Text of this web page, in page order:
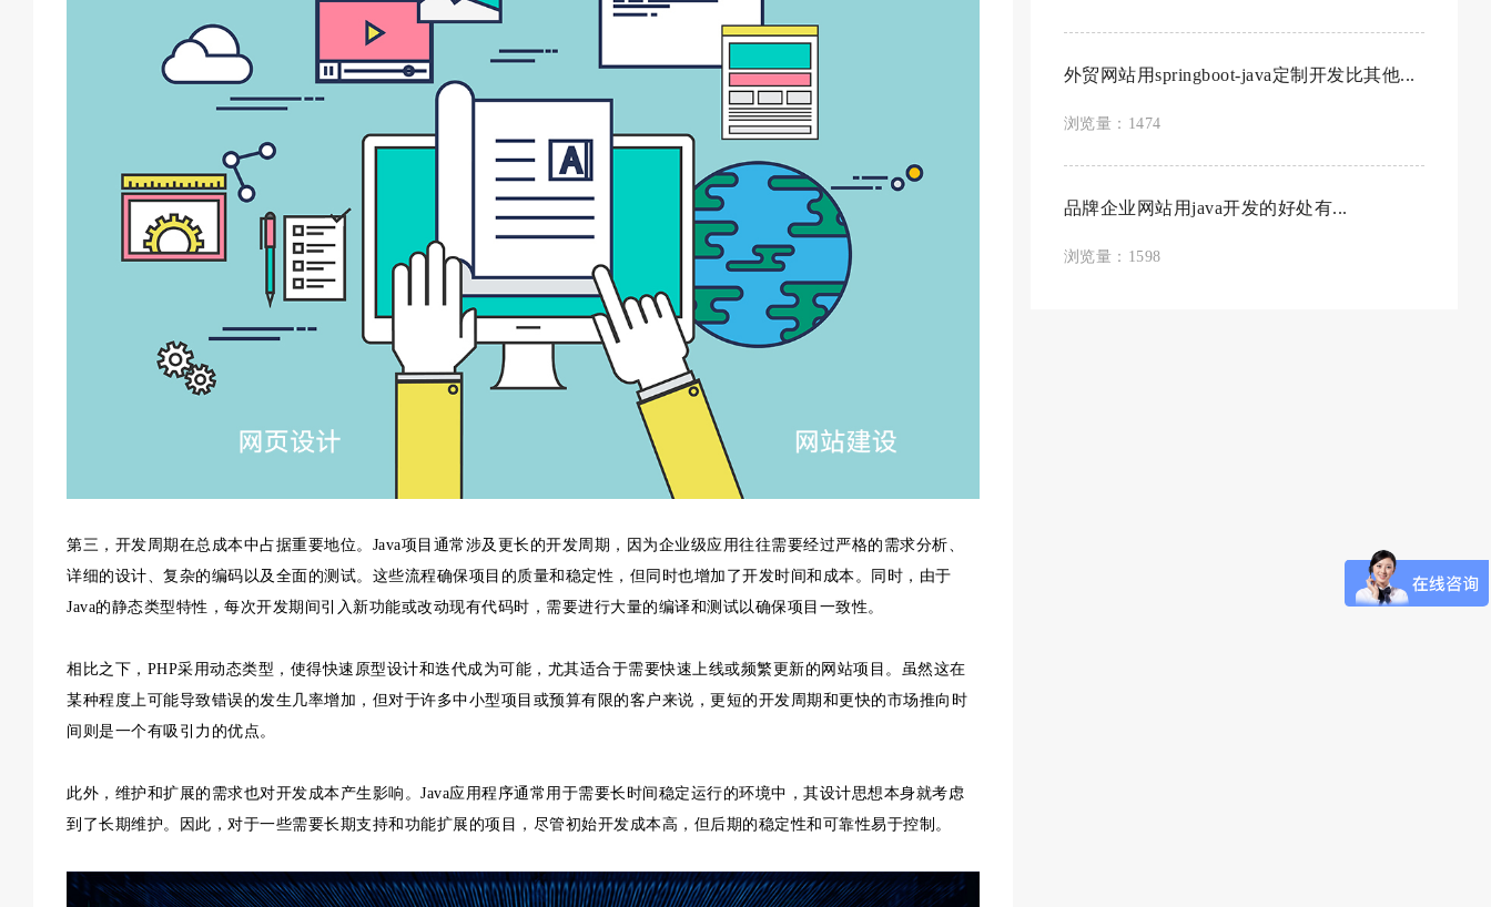
第三，开发周期在总成本中占据重要地位。Java项目通常涉及更长的开发周期，因为企业级应用往往需要经过严格的需求分析、
详细的设计、复杂的编码以及全面的测试。这些流程确保项目的质量和稳定性，但同时也增加了开发时间和成本。同时，由于
Java的静态类型特性，每次开发期间引入新功能或改动现有代码时，需要进行大量的编译和测试以确保项目一致性。
相比之下，PHP采用动态类型，使得快速原型设计和迭代成为可能，尤其适合于需要快速上线或频繁更新的网站项目。虽然这在
某种程度上可能导致错误的发生几率增加，但对于许多中小型项目或预算有限的客户来说，更短的开发周期和更快的市场推向时
间则是一个有吸引力的优点。
此外，维护和扩展的需求也对开发成本产生影响。Java应用程序通常用于需要长时间稳定运行的环境中，其设计思想本身就考虑
到了长期维护。因此，对于一些需要长期支持和功能扩展的项目，尽管初始开发成本高，但后期的稳定性和可靠性易于控制。
外贸网站用springboot-java定制开发比其他...
浏览量：1474
品牌企业网站用java开发的好处有...
浏览量：1598